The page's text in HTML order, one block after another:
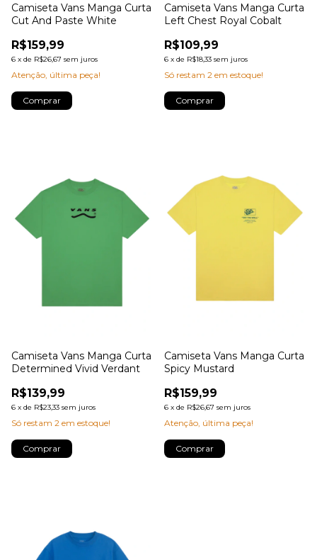
Camiseta Vans Manga Curta
Cut And Paste White
R$159,99
6 x de R$26,67 sem juros
Atenção, última peça!
Comprar
Camiseta Vans Manga Curta
Left Chest Royal Cobalt
R$109,99
6 x de R$18,33 sem juros
Só restam 2 em estoque!
Comprar
Camiseta Vans Manga Curta
Determined Vivid Verdant
R$139,99
6 x de R$23,33 sem juros
Só restam 2 em estoque!
Comprar
Camiseta Vans Manga Curta
Spicy Mustard
R$159,99
6 x de R$26,67 sem juros
Atenção, última peça!
Comprar